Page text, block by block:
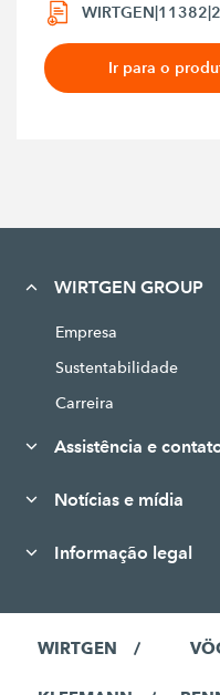
Ir para o
WIRTGEN GROUP
Empresa
Sustentabilidade
Carreira
Assistência e
Notícias e mídia
Informação legal
WIRTGEN